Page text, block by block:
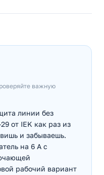
важную
линии без
от IEK как раз из
и забываешь.
на 6 А с
рабочий вариант